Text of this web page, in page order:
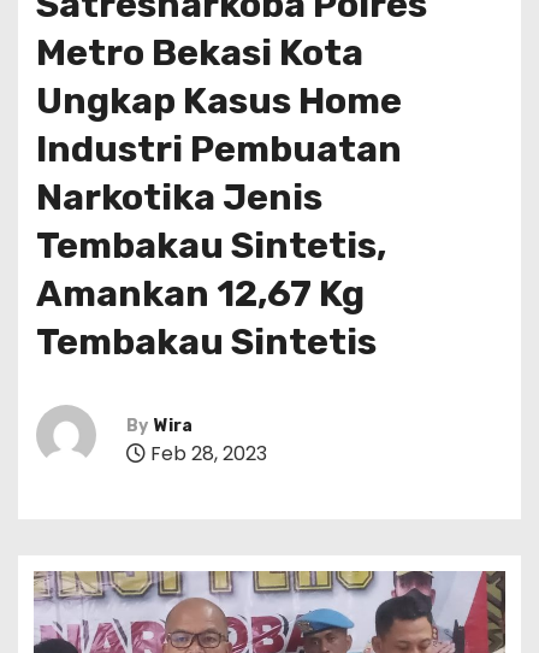
Metro Bekasi Kota
Ungkap Kasus Home
Industri Pembuatan
Narkotika Jenis
Tembakau Sintetis,
Amankan 12,67 Kg
Tembakau Sintetis
By Wira
Feb 28, 2023